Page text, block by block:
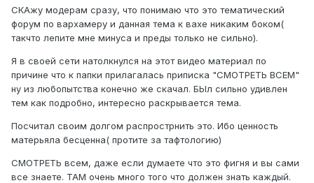
СКАжу модерам сразу, что понимаю что это тематический
форум по вархамеру и данная тема к вахе никаким боком(
такчто лепите мне минуса и преды только не сильно).
Я в своей сети натолкнулся на этот видео материал по
причине что к папки прилагалась приписка "СМОТРЕТЬ ВСЕМ"
ну из любопытства конечно же скачал. БЫл сильно удивлен
тем как подробно, интересно раскрывается тема.
Посчитал своим долгом распрострнить это. Ибо ценность
матерьяла бесценна( протите за тафтологию)
СМОТРЕТЬ всем, даже если думаете что это фигня и вы сами
все знаете. ТАМ очень много того что должен знать каждый.